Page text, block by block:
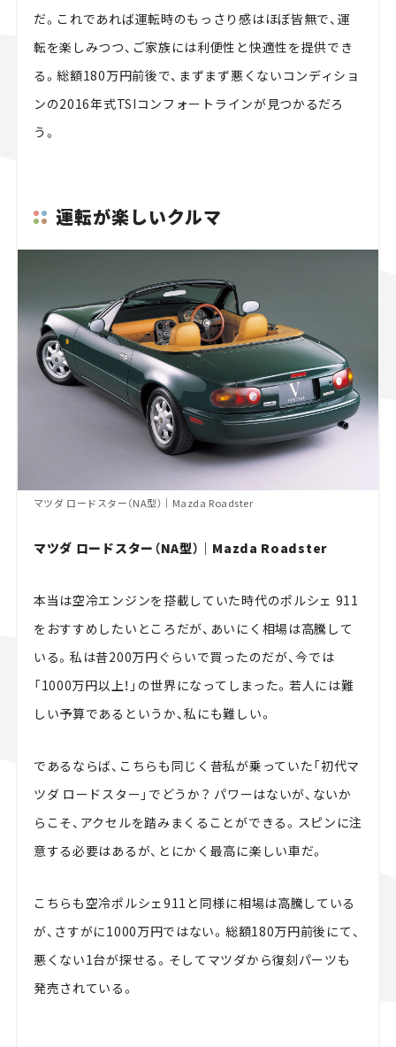
だ。これであれば運転時のもっさり感はほぼ皆無で、運
転を楽しみつつ、ご家族には利便性と快適性を提供でき
る。総額180万円前後で、まずまず悪くないコンディショ
ンの2016年式TSIコンフォートラインが見つかるだろ
う。
運転が楽しいクルマ
マツダ ロードスター（NA型）｜Mazda Roadster
マツダ ロードスター（NA型）｜Mazda Roadster
本当は空冷エンジンを搭載していた時代のポルシェ 911
をおすすめしたいところだが、あいにく相場は高騰して
いる。私は昔200万円ぐらいで買ったのだが、今では
「1000万円以上！」の世界になってしまった。若人には難
しい予算であるというか、私にも難しい。
であるならば、こちらも同じく昔私が乗っていた「初代マ
ツダ ロードスター」でどうか？ パワーはないが、ないか
らこそ、アクセルを踏みまくることができる。スピンに注
意する必要はあるが、とにかく最高に楽しい車だ。
こちらも空冷ポルシェ911と同様に相場は高騰している
が、さすがに1000万円ではない。総額180万円前後にて、
悪くない1台が探せる。そしてマツダから復刻パーツも
発売されている。